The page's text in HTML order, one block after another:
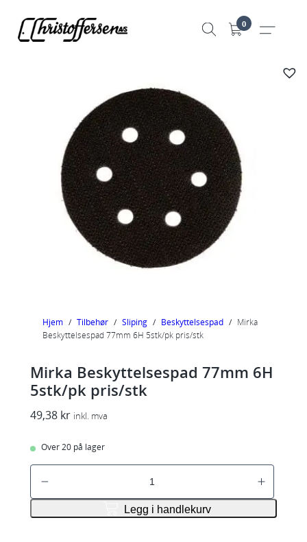
0
Hjem / Tilbehør / Sliping / Beskyttelsespad / Mirka
Beskyttelsespad 77mm 6H 5stk/pk pris/stk
Mirka Beskyttelsespad 77mm 6H
5stk/pk pris/stk
49,38 kr inkl. mva
Over 20 på lager
M
Legg i handlekurv